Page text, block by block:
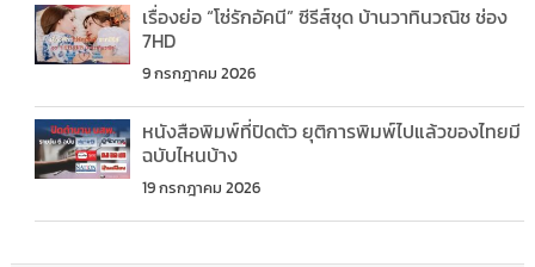
เรื่องย่อ “โซ่รักอัคนี” ซีรีส์ชุด บ้านวาทินวณิช ช่อง
7HD
9 กรกฎาคม 2026
หนังสือพิมพ์ที่ปิดตัว ยุติการพิมพ์ไปแล้วของไทยมี
ฉบับไหนบ้าง
19 กรกฎาคม 2026